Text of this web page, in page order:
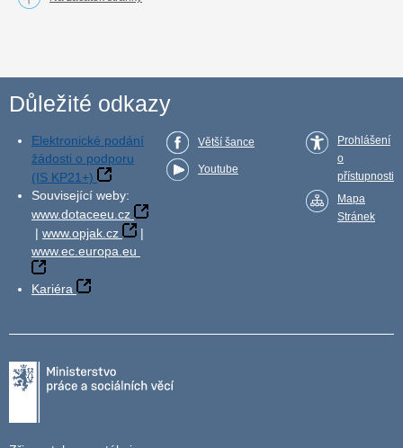
Důležité odkazy
Elektronické podání
žádosti o podporu
(IS KP21+)
Související weby:
www.dotaceeu.cz
| www.opjak.cz
|
www.ec.europa.eu
Kariéra
Větší šance
Youtube
Prohlášení
o
přístupnosti
Mapa
Stránek